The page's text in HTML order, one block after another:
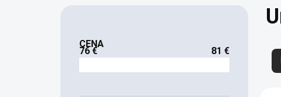
CENA
76€ 81 €
R
d